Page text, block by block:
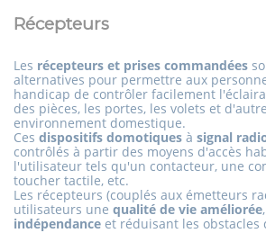
Récepteurs
Les récepteurs et prises commandées
alternatives pour permettre aux
handicap de contrôler facilement
des pièces, les portes, les volets et
environnement domestique.
Ces dispositifs domotiques à signal
contrôlés à partir des moyens d'accès
l'utilisateur tels qu'un contacteur, une
toucher tactile, etc.
Les récepteurs (couplés aux émetteurs
utilisateurs une qualité de vie améliorée
indépendance et réduisant les obstacles